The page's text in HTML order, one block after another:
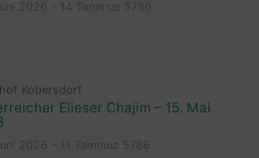
Kobersdorf
Elieser Chajim – 15. Mai